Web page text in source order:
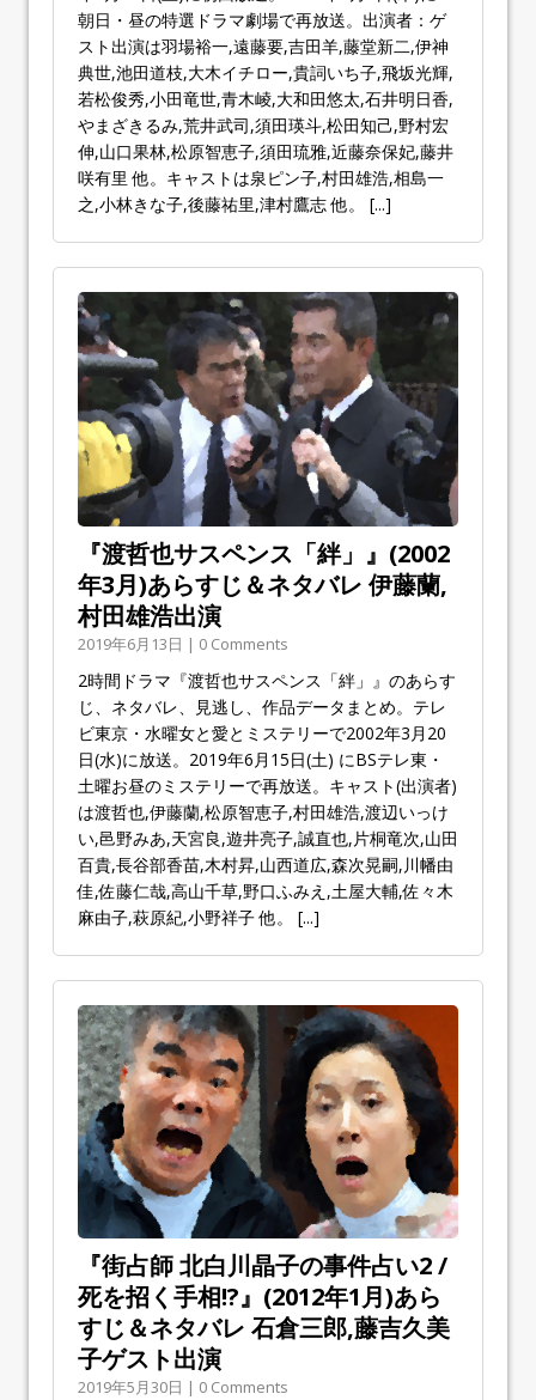
朝日・昼の特選ドラマ劇場で再放送。出演者：ゲ
スト出演は羽場裕一,遠藤要,吉田羊,藤堂新二,伊神
典世,池田道枝,大木イチロー,貴詞いち子,飛坂光輝,
若松俊秀,小田竜世,青木崚,大和田悠太,石井明日香,
やまざきるみ,荒井武司,須田瑛斗,松田知己,野村宏
伸,山口果林,松原智恵子,須田琉雅,近藤奈保妃,藤井
咲有里 他。キャストは泉ピン子,村田雄浩,相島一
之,小林きな子,後藤祐里,津村鷹志 他。 [...]
『渡哲也サスペンス「絆」』(2002
年3月)あらすじ＆ネタバレ 伊藤蘭,
村田雄浩出演
2019年6月13日 | 0 Comments
2時間ドラマ『渡哲也サスペンス「絆」』のあらす
じ、ネタバレ、見逃し、作品データまとめ。テレ
ビ東京・水曜女と愛とミステリーで2002年3月20
日(水)に放送。2019年6月15日(土) にBSテレ東・
土曜お昼のミステリーで再放送。キャスト(出演者)
は渡哲也,伊藤蘭,松原智恵子,村田雄浩,渡辺いっけ
い,邑野みあ,天宮良,遊井亮子,誠直也,片桐竜次,山田
百貴,長谷部香苗,木村昇,山西道広,森次晃嗣,川幡由
佳,佐藤仁哉,高山千草,野口ふみえ,土屋大輔,佐々木
麻由子,萩原紀,小野祥子 他。 [...]
『街占師 北白川晶子の事件占い2 /
死を招く手相!?』(2012年1月)あら
すじ＆ネタバレ 石倉三郎,藤吉久美
子ゲスト出演
2019年5月30日 | 0 Comments